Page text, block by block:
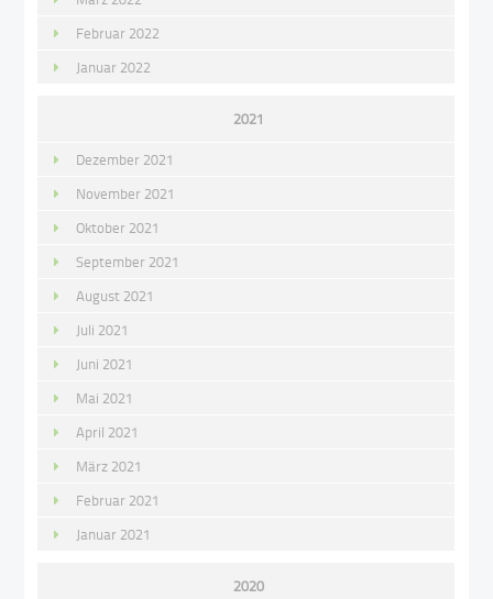
Februar 2022
Januar 2022
2021
Dezember 2021
November 2021
Oktober 2021
September 2021
August 2021
Juli 2021
Juni 2021
Mai 2021
April 2021
März 2021
Februar 2021
Januar 2021
2020